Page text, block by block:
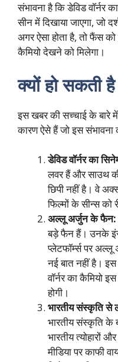
संभावना है कि डेविड वॉर्नर
सीन में दिखाया जाएगा, जो
अगर ऐसा होता है, तो फैंस को
कैमियो देखने को मिलेगा।
क्यों हो सकती
इस खबर की सच्चाई के बारे
कारण ऐसे हैं जो इस संभावना
डेविड वॉर्नर का
लवर हैं और साउथ
छिपी नहीं है। वे
फिल्मों के सीन्स को
अल्लू अर्जुन के फैन:
बड़े फैन हैं। उनके
प्लेटफॉर्म्स पर अल्लू
नई बात नहीं है।
वॉर्नर का कैमियो
होगी।
भारतीय संस्कृति से
भारतीय संस्कृति
भारतीय त्योहारों
मीडिया पर काफी